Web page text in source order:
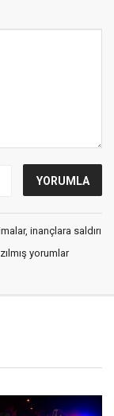
inançlara saldırı
yorumlar